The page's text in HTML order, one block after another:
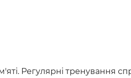
Регулярні тренування